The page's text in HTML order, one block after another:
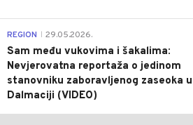
REGION 29.05.2026.
Sam među vukovima i šakalima:
Nevjerovatna reportaža o jedinom
stanovniku zaboravljenog zaseoka u
Dalmaciji (VIDEO)